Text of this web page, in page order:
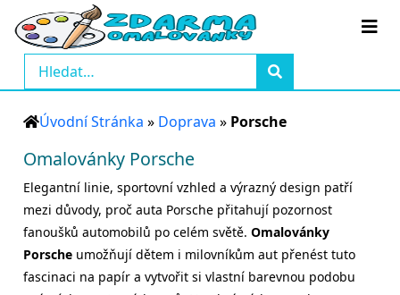
Úvodní Stránka » Doprava » Porsche
Omalovánky Porsche
Elegantní linie, sportovní vzhled a výrazný design patří
mezi důvody, proč auta Porsche přitahují pozornost
fanoušků automobilů po celém světě. Omalovánky
Porsche umožňují dětem i milovníkům aut přenést tuto
fascinaci na papír a vytvořit si vlastní barevnou podobu